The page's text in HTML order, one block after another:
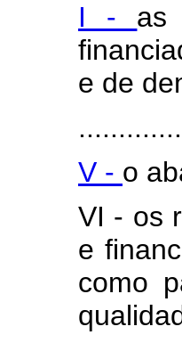
I - as
e de
V - o
VI - os
e
como